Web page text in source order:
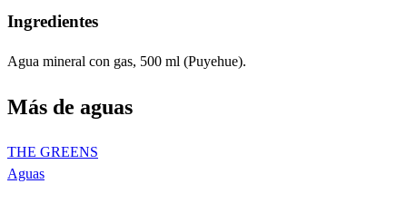
Ingredientes
Agua mineral con gas, 500 ml (Puyehue).
Más de aguas
THE GREENS
Aguas